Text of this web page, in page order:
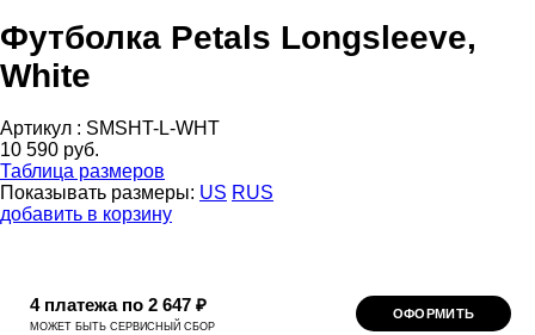
Футболка Petals Longsleeve,
White
Артикул : SMSHT-L-WHT
10 590 руб.
Таблица размеров
Показывать размеры: US RUS
добавить в корзину
4 платежа по 2 647 ₽
МОЖЕТ БЫТЬ СЕРВИСНЫЙ СБОР
ОФОРМИТЬ